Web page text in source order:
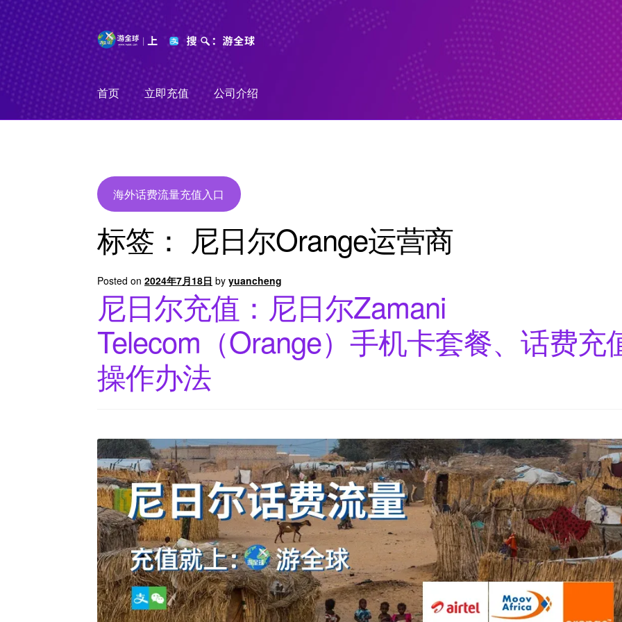
Skip
to
navigation
Skip
to
content
首页
立即充值 公司介绍
海外话费流量充值入口
标签： 尼日尔Orange运营商
Posted on2024年7月18日 byyuancheng
尼日尔充值：尼日尔Zamani
Telecom（Orange）手机卡套餐、话费充
操作办法